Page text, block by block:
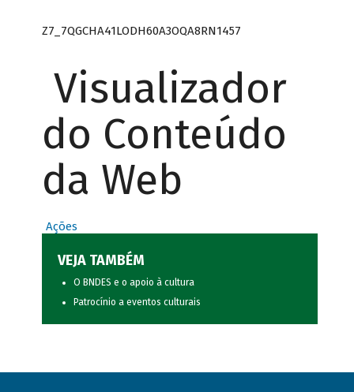
Z7_7QGCHA41LODH60A3OQA8RN1457
Visualizador
do Conteúdo
da Web
Ações
VEJA TAMBÉM
O BNDES e o apoio à cultura
Patrocínio a eventos culturais